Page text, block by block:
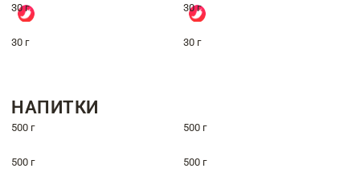
30 г 30 г
30 г 30 г
НАПИТКИ
500 г 500 г
500 г 500 г